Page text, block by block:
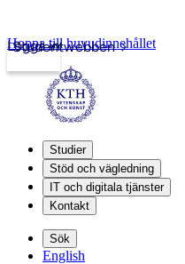
Studentwebben
Logga in
Hoppa till huvudinnehållet
Studier
Stöd och vägledning
IT och digitala tjänster
Kontakt
Sök
English